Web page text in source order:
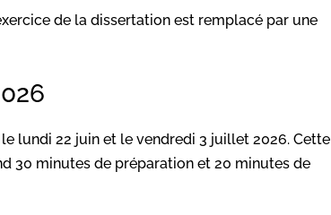
de la dissertation est remplacé par une
lundi 22 juin et le vendredi 3 juillet 2026. Cette
30 minutes de préparation et 20 minutes de